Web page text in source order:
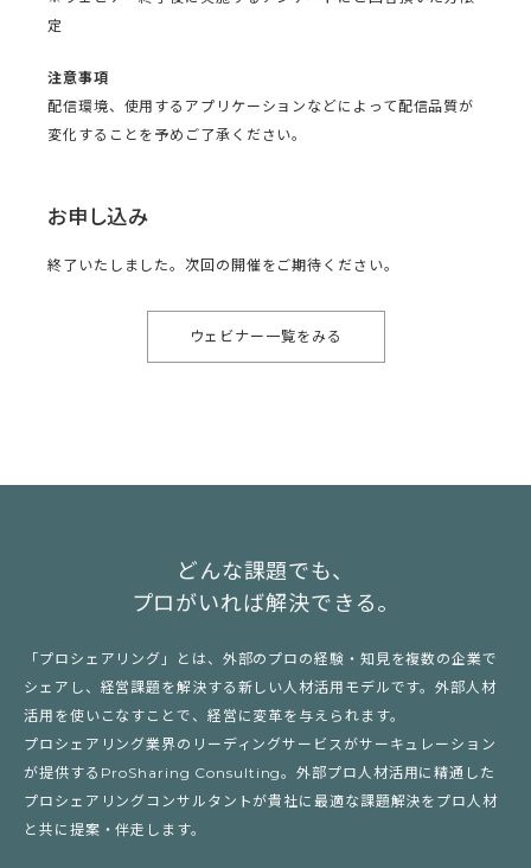
定
注意事項
配信環境、使用するアプリケーションなどによって配信品質が
変化することを予めご了承ください。
お申し込み
終了いたしました。次回の開催をご期待ください。
ウェビナー一覧をみる
どんな課題でも、
プロがいれば解決できる。
「プロシェアリング」とは、外部のプロの経験・知見を複数の企業で
シェアし、経営課題を解決する新しい人材活用モデルです。外部人材
活用を使いこなすことで、経営に変革を与えられます。
プロシェアリング業界のリーディングサービスがサーキュレーション
が提供するProSharing Consulting。外部プロ人材活用に精通した
プロシェアリングコンサルタントが貴社に最適な課題解決をプロ人材
と共に提案・伴走します。